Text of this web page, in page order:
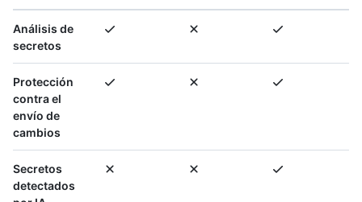
Análisis de
secretos
Protección
contra el
envío de
cambios
Secretos
detectados